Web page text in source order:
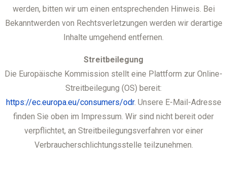
werden, bitten wir um einen entsprechenden Hinweis. Bei
Bekanntwerden von Rechtsverletzungen werden wir derartige
Inhalte umgehend entfernen.
Streitbeilegung
Die Europäische Kommission stellt eine Plattform zur Online-
Streitbeilegung (OS) bereit:
https://ec.europa.eu/consumers/odr. Unsere E-Mail-Adresse
finden Sie oben im Impressum. Wir sind nicht bereit oder
verpflichtet, an Streitbeilegungsverfahren vor einer
Verbraucherschlichtungsstelle teilzunehmen.